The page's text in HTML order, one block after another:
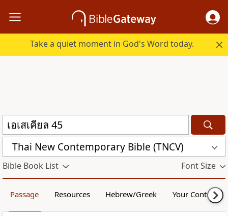
Take a quiet moment in God's Word today.
Thai New Contemporary Bible (TNCV)
Bible Book List Font Size
Passage Resources Hebrew/Greek Your Content